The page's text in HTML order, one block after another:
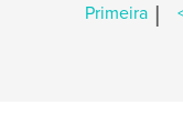
Primeira |